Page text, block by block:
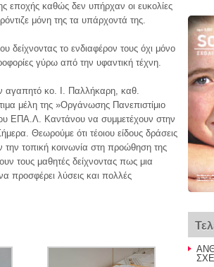
εποχής καθώς δεν υπήρχαν οι ευκολίες
μόνη της τα υπάρχοντά της.
δείχνοντας το ενδιαφέρον τους όχι μόνο
γύρω από την υφαντική τέχνη.
αγαπητό κο. Ι. Παλλήκαρη, καθ.
μέλη της »Οργάνωσης Πανεπιστίμιο
ΕΠΑ.Λ. Καντάνου να συμμετέχουν στην
Θεωρούμε ότι τέοιου είδους δράσεις
τοπική κοινωνία στη προώθηση της
τους μαθητές δείχνοντας πως μια
προσφέρει λύσεις και πολλές